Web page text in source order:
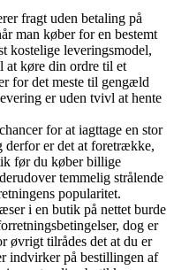
fragt uden betaling på
man køber for en bestemt
kostelige leveringsmodel,
køre din ordre til et
for det meste til gengæld
er uden tvivl at hente
for at iagttage en stor
derfor er det at foretrække,
før du køber billige
temmelig strålende
popularitet.
i en butik på nettet burde
dog er
øvrigt tilrådes det at du er
indvirker på bestillingen af